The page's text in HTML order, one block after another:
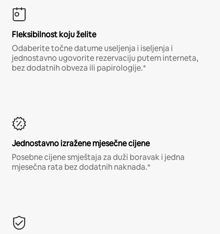
Fleksibilnost koju želite
Odaberite točne datume useljenja i iseljenja i
jednostavno ugovorite rezervaciju putem interneta,
bez dodatnih obveza ili papirologije.*
Jednostavno izražene mjesečne cijene
Posebne cijene smještaja za duži boravak i jedna
mjesečna rata bez dodatnih naknada.*